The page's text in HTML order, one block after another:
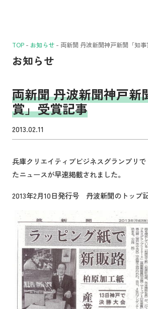
TOP - お知らせ - 両新聞 丹波新聞神戸新聞「知
お知らせ
両新聞 丹波新聞神戸新
賞」受賞記事
2013.02.11
兵庫クリエイティブビジネスグランプリ
たニュースが早速掲載されました。
2013年2月10日発行号 丹波新聞のトップ